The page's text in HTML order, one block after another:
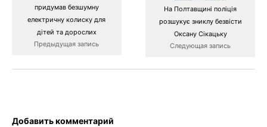
придумав безшумну
електричну колиску для
дітей та дорослих
Предыдущая запись
На Полтавщині поліція
розшукує зниклу безвісти
Оксану Сікацьку
Следующая запись
Добавить комментарий